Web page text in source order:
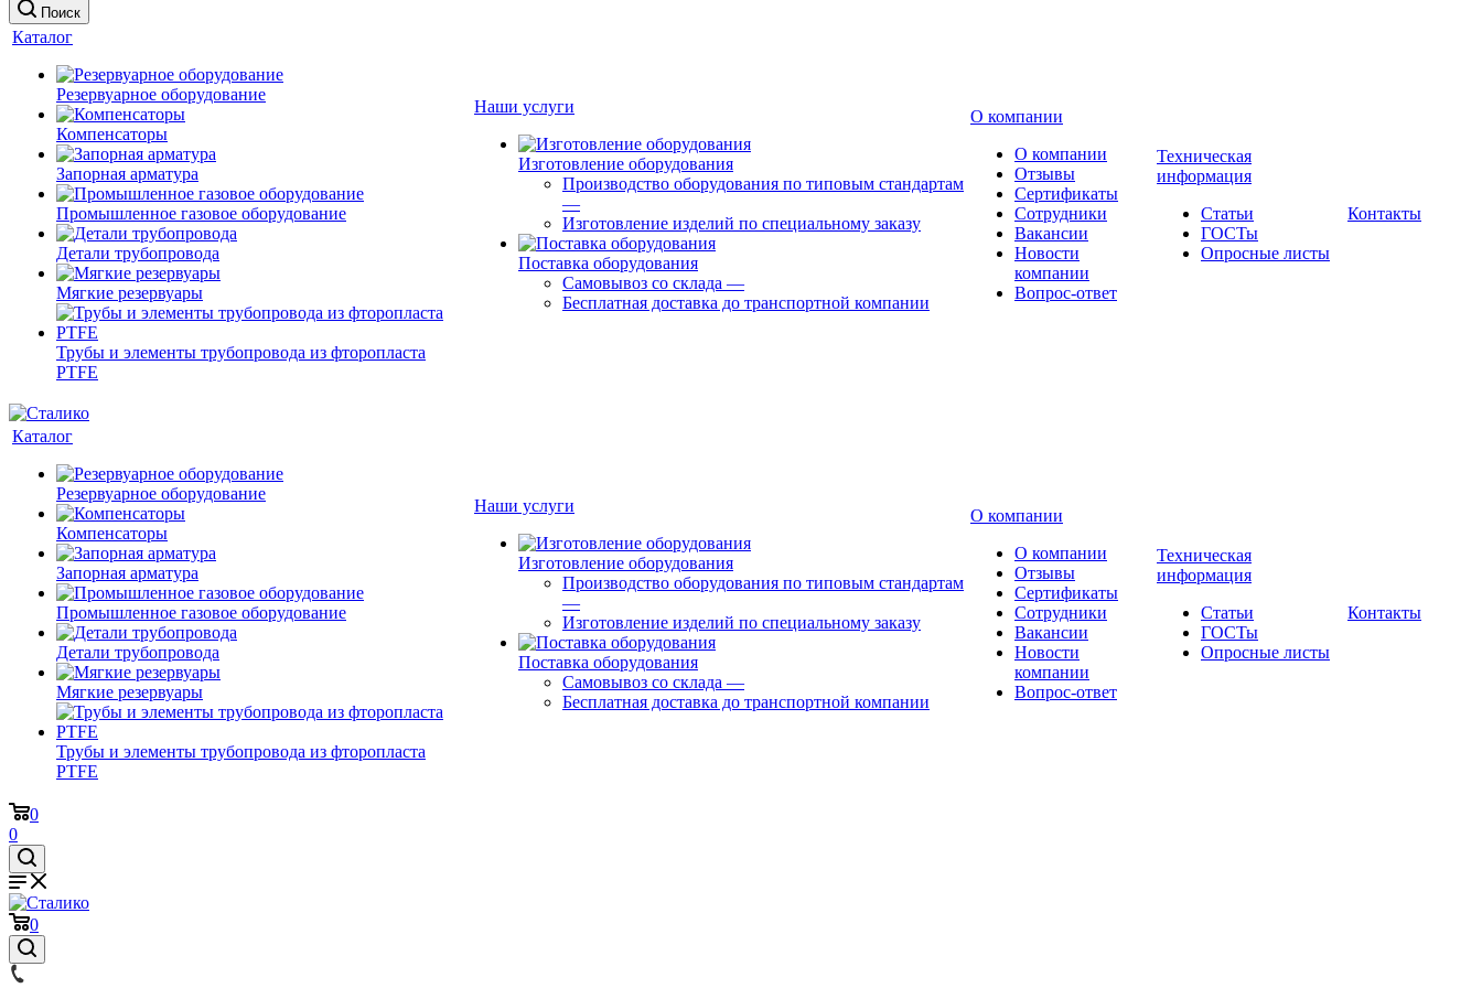
Поиск
Каталог
Резервуарное оборудование
Компенсаторы
Запорная арматура
Промышленное газовое оборудование
Детали трубопровода
Мягкие резервуары
Трубы и элементы трубопровода из фторопласта
PTFE
Наши услуги
Изготовление оборудования
Производство оборудования по типовым стандартам
—
Изготовление изделий по специальному заказу
Поставка оборудования
Самовывоз со склада —
Бесплатная доставка до транспортной компании
О компании
О компании
Отзывы
Сертификаты
Сотрудники
Вакансии
Новости
компании
Вопрос-ответ
Техническая
информация
Статьи
ГОСТы
Опросные листы
Контакты
Каталог
Резервуарное оборудование
Компенсаторы
Запорная арматура
Промышленное газовое оборудование
Детали трубопровода
Мягкие резервуары
Трубы и элементы трубопровода из фторопласта
PTFE
Наши услуги
Изготовление оборудования
Производство оборудования по типовым стандартам
—
Изготовление изделий по специальному заказу
Поставка оборудования
Самовывоз со склада —
Бесплатная доставка до транспортной компании
О компании
О компании
Отзывы
Сертификаты
Сотрудники
Вакансии
Новости
компании
Вопрос-ответ
Техническая
информация
Статьи
ГОСТы
Опросные листы
Контакты
0
0
0